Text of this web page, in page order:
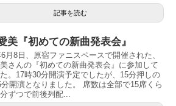
記事を読む
美『初めての新曲発表会』
月8日、原宿ファニスペースで開催された、
さんの『初めての新曲発表会』に参加して
。17時30分開演予定でしたが、15分押しの
分開演となりました。 席数は全部で15席くら
ずつで前後列配...